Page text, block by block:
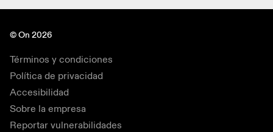
© On 2026
Términos y condiciones
Política de privacidad
Accesibilidad
Sobre la empresa
Reportar vulnerabilidades